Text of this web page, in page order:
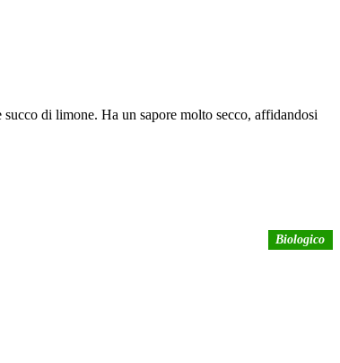
di limone. Ha un sapore molto secco, affidandosi
Biologico